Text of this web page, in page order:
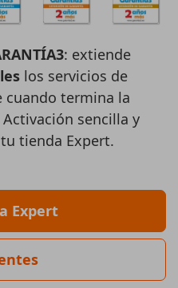
: extiende
los servicios de
cuando termina la
sencilla y
tienda Expert.
Expert